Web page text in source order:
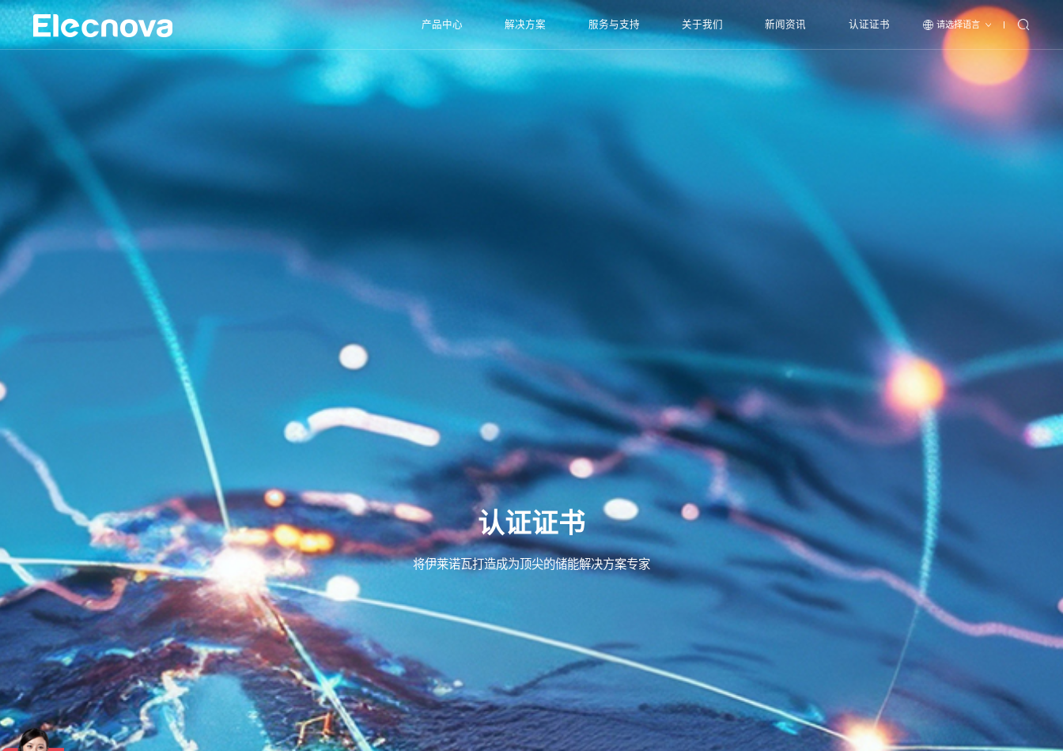
请选择语言
产品中心 解决方案 服务与支持 关于我们 新闻资讯 认证证书
认证证书
将伊莱诺瓦打造成为顶尖的储能解决方案专家